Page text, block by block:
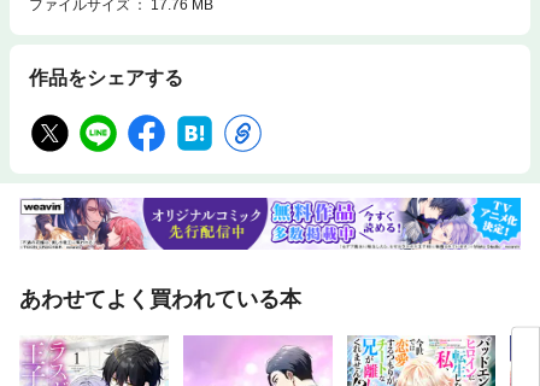
ファイルサイズ
17.76 MB
作品をシェアする
あわせてよく買われている本